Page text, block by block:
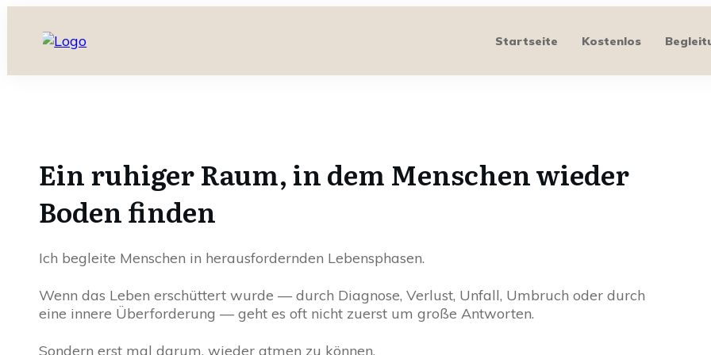
Startseite Kostenlos
Ein ruhiger Raum, in dem Menschen wieder
Boden finden
Ich begleite Menschen in herausfordernden Lebensphasen.
Wenn das Leben erschüttert wurde — durch Diagnose, Verlust, Unfall, Umbruch oder durch
eine innere Überforderung — geht es oft nicht zuerst um große Antworten.
Sondern erst mal darum, wieder atmen zu können.